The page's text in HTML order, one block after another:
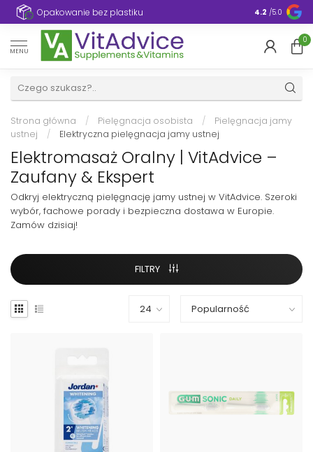
Opakowanie bez plastiku 4.2 /5.0
MENU
0
Strona główna / Pielęgnacja osobista /
Pielęgnacja jamy
ustnej
/ Elektryczna pielęgnacja jamy ustnej
Elektromasaż Oralny | VitAdvice –
Zaufany & Ekspert
Odkryj elektryczną pielęgnację jamy ustnej w VitAdvice. Szeroki
wybór, fachowe porady i bezpieczna dostawa w Europie.
Zamów dzisiaj!
FILTRY